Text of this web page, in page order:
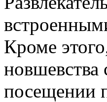
Кроме
посещении